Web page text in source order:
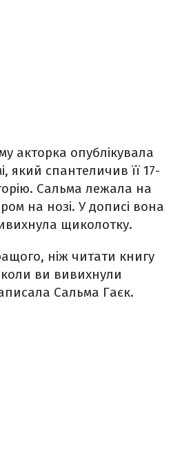
акторка опублікувала
який спантеличив її 17-
Сальма лежала на
на нозі. У дописі вона
щиколотку.
ніж читати книгу
ви вивихнули
Сальма Гаєк.